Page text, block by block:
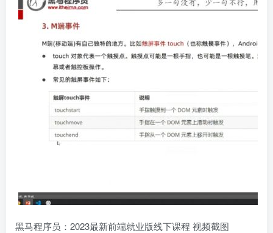
黑马程序员：2023最新前端就业版线下课程 视频截图